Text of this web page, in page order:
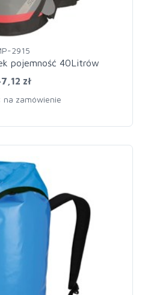
2915
pojemność 40Litrów
zł
na zamówienie